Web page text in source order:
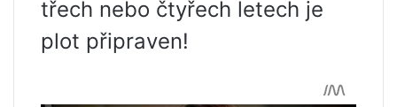
třech nebo čtyřech letech je
plot připraven!